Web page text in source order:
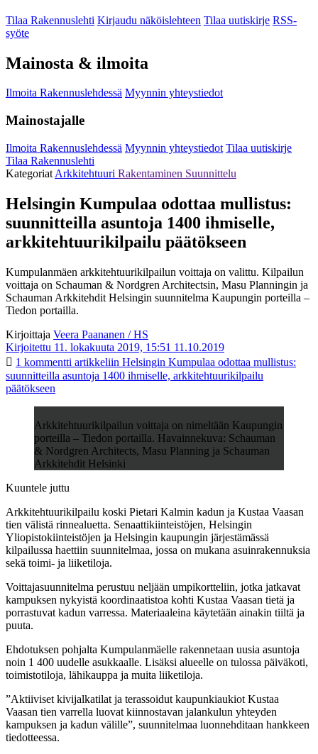
Tilaa Rakennuslehti Kirjaudu näköislehteen Tilaa uutiskirje RSS-
syöte
Mainosta & ilmoita
Ilmoita Rakennuslehdessä Myynnin yhteystiedot
Mainostajalle
Ilmoita Rakennuslehdessä Myynnin yhteystiedot Tilaa uutiskirje
Tilaa Rakennuslehti
Kategoriat Arkkitehtuuri Rakentaminen Suunnittelu
Helsingin Kumpulaa odottaa mullistus:
suunnitteilla asuntoja 1400 ihmiselle,
arkkitehtuurikilpailu päätökseen
Kumpulanmäen arkkitehtuurikilpailun voittaja on valittu. Kilpailun
voittaja on Schauman & Nordgren Architectsin, Masu Planningin ja
Schauman Arkkitehdit Helsingin suunnitelma Kaupungin porteilla –
Tiedon portailla.
Kirjoittaja Veera Paananen / HS
Kirjoitettu 11. lokakuuta 2019, 15:51 11.10.2019
1 kommentti artikkeliin Helsingin Kumpulaa odottaa mullistus:
suunnitteilla asuntoja 1400 ihmiselle, arkkitehtuurikilpailu
päätökseen
Arkkitehtuurikilpailun voittaja on nimeltään Kaupungin
porteilla – Tiedon portailla. Havainnekuva: Schauman
& Nordgren Architects, Masu Planning ja Schauman
Arkkitehdit Helsinki
Kuuntele juttu
Arkkitehtuurikilpailu koski Pietari Kalmin kadun ja Kustaa Vaasan
tien välistä rinnealuetta. Senaattikiinteistöjen, Helsingin
Yliopistokiinteistöjen ja Helsingin kaupungin järjestämässä
kilpailussa haettiin suunnitelmaa, jossa on mukana asuinrakennuksia
sekä toimi- ja liiketiloja.
Voittajasuunnitelma perustuu neljään umpikortteliin, jotka jatkavat
kampuksen nykyistä koordinaatistoa kohti Kustaa Vaasan tietä ja
porrastuvat kadun varressa. Materiaaleina käytetään ainakin tiiltä ja
puuta.
Ehdotuksen pohjalta Kumpulanmäelle rakennetaan uusia asuntoja
noin 1 400 uudelle asukkaalle. Lisäksi alueelle on tulossa päiväkoti,
toimistotiloja, lähikauppa ja muita liiketiloja.
”Aktiiviset kivijalkatilat ja terassoidut kaupunkiaukiot Kustaa
Vaasan tien varrella luovat kiinnostavan jalankulun yhteyden
kampuksen ja kadun välille”, suunnitelmaa luonnehditaan hankkeen
tiedotteessa.